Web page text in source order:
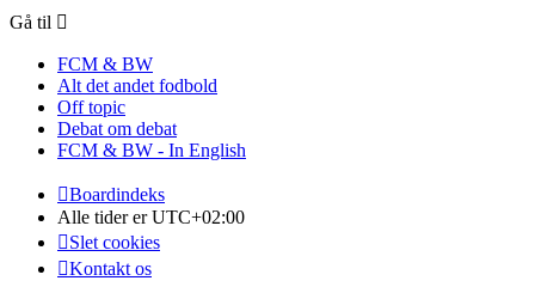
Gå til
FCM & BW
Alt det andet fodbold
Off topic
Debat om debat
FCM & BW - In English
Boardindeks
Alle tider erUTC+02:00
Slet cookies
Kontakt os